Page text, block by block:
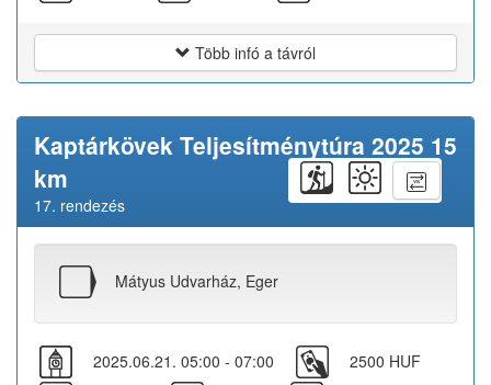
Több infó a távról
Kaptárkövek Teljesítménytúra 2025 15
km
17. rendezés
Mátyus Udvarház, Eger
2025.06.21. 05:00 - 07:00
2500 HUF